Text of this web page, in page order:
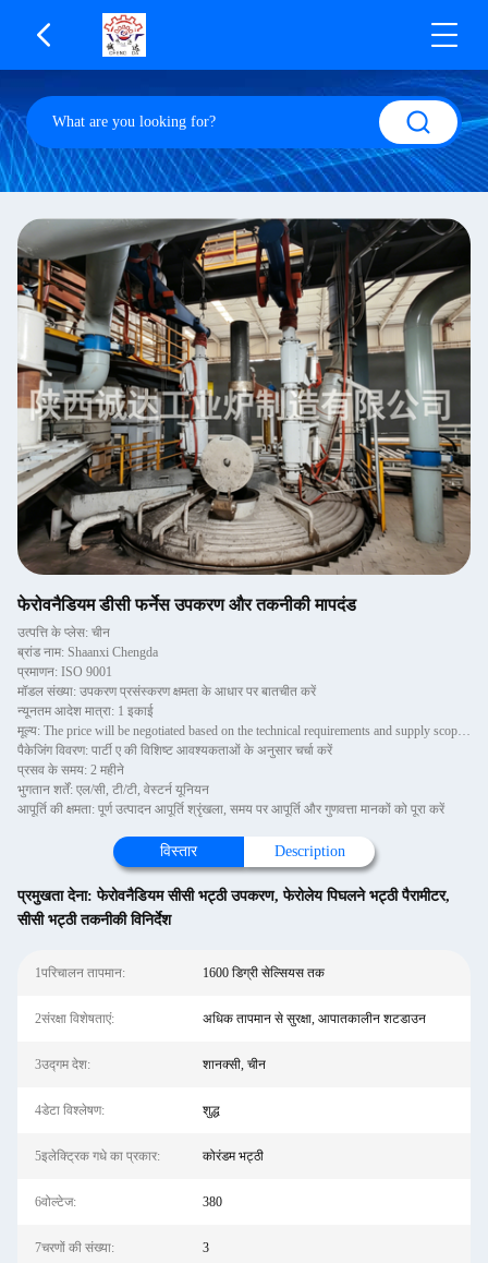
फेरोवनैडियम डीसी फर्नेस उपकरण और तकनीकी मापदंड
उत्पत्ति के प्लेस: चीन
ब्रांड नाम: Shaanxi Chengda
प्रमाणन: ISO 9001
मॉडल संख्या: उपकरण प्रसंस्करण क्षमता के आधार पर बातचीत करें
न्यूनतम आदेश मात्रा: 1 इकाई
मूल्य: The price will be negotiated based on the technical requirements and supply scope of Party A
पैकेजिंग विवरण: पार्टी ए की विशिष्ट आवश्यकताओं के अनुसार चर्चा करें
प्रसव के समय: 2 महीने
भुगतान शर्तें: एल/सी, टी/टी, वेस्टर्न यूनियन
आपूर्ति की क्षमता: पूर्ण उत्पादन आपूर्ति श्रृंखला, समय पर आपूर्ति और गुणवत्ता मानकों को पूरा करें
विस्तार Description
प्रमुखता देना:फेरोवनैडियम सीसी भट्ठी उपकरण,फेरोलेय पिघलने भट्ठी पैरामीटर,
सीसी भट्ठी तकनीकी विनिर्देश
1परिचालन तापमान: 1600 डिग्री सेल्सियस तक
2संरक्षा विशेषताएं: अधिक तापमान से सुरक्षा, आपातकालीन शटडाउन
3उद्गम देश: शानक्सी, चीन
4डेटा विश्लेषण: शुद्ध
5इलेक्ट्रिक गधे का प्रकार: कोरंडम भट्ठी
6वोल्टेज: 380
7चरणों की संख्या: 3